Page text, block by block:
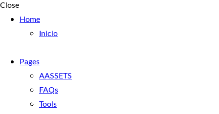
Close
Home
Inicio
Pages
AASSETS
FAQs
Tools